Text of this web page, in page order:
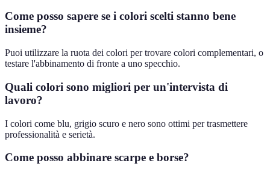
Come posso sapere se i colori scelti stanno bene
insieme?
Puoi utilizzare la ruota dei colori per trovare colori complementari, o
testare l'abbinamento di fronte a uno specchio.
Quali colori sono migliori per un'intervista di
lavoro?
I colori come blu, grigio scuro e nero sono ottimi per trasmettere
professionalità e serietà.
Come posso abbinare scarpe e borse?